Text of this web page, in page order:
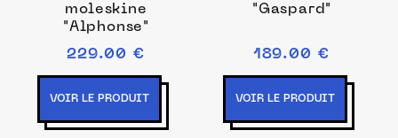
moleskine
"Alphonse"
229.00 €
VOIR LE PRODUIT
"Gaspard"
189.00 €
VOIR LE PRODUIT